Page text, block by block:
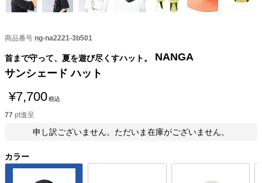
商品番号 ng-na2221-3b501
首まで守って、夏を遊び尽くすハット。
NANGA
サンシェード ハット
¥7,700税込
77 pt進呈
申し訳ございません。ただいま在庫がございません。
カラー